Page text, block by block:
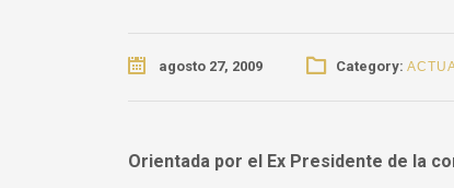
agosto 27, 2009 Category:
Orientada por el Ex Presidente de la